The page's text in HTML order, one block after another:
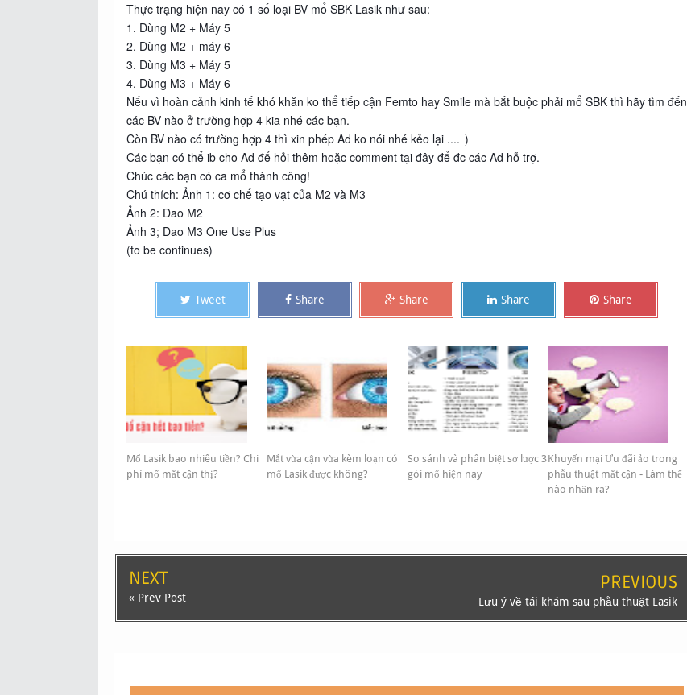
Thực trạng hiện nay có 1 số loại BV mổ SBK Lasik như sau:
1. Dùng M2 + Máy 5
2. Dùng M2 + máy 6
3. Dùng M3 + Máy 5
4. Dùng M3 + Máy 6
Nếu vì hoàn cảnh kinh tế khó khăn ko thể tiếp cận Femto hay Smile mà bắt buộc phải mổ SBK thì hãy tìm đến
các BV nào ở trường hợp 4 kia nhé các bạn.
Còn BV nào có trường hợp 4 thì xin phép Ad ko nói nhé kẻo lại .... )
Các bạn có thể ib cho Ad để hỏi thêm hoặc comment tại đây để đc các Ad hỗ trợ.
Chúc các bạn có ca mổ thành công!
Chú thích: Ảnh 1: cơ chế tạo vạt của M2 và M3
Ảnh 2: Dao M2
Ảnh 3; Dao M3 One Use Plus
(to be continues)
Tweet Share Share Share Share
Mổ Lasik bao nhiêu tiền? Chi
phí mổ mắt cận thị?
Mắt vừa cận vừa kèm loạn có
mổ Lasik được không?
So sánh và phân biệt sơ lược 3
gói mổ hiện nay
Khuyến mại Ưu đãi ảo trong
phẫu thuật mắt cận - Làm thế
nào nhận ra?
NEXT
« Prev Post
PREVIOUS
Lưu ý về tái khám sau phẫu thuật Lasik